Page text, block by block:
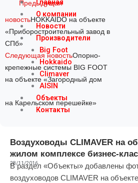
Главная
О компании
Новости
Производители
Big Foot
Hokkaido
Climaver
AISIN
Объекты
Контакты
Предыдущая
новостьHOKKAIDO на объекте
«Приборостроительный завод в
СПб»
Следующая новостьОпорно-
крепежные системы BIG FOOT
на объекте «Загородный дом
на Карельском перешейке»
Воздуховоды CLIMAVER на
жилом комплексе бизнес-
28/11/2016
В раздел «Объекты» добавлены
воздуховодов CLIMAVER на объекте